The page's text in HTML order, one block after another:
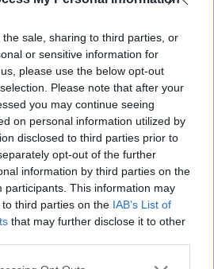
sale, sharing to third parties, or
or sensitive information for
please use the below opt-out
Please note that after your
you may continue seeing
on personal information utilized by
disclosed to third parties prior to
opt-out of the further
information by third parties on the
participants. This information may
third parties on the IAB’s List of
that may further disclose it to other
Publicidad